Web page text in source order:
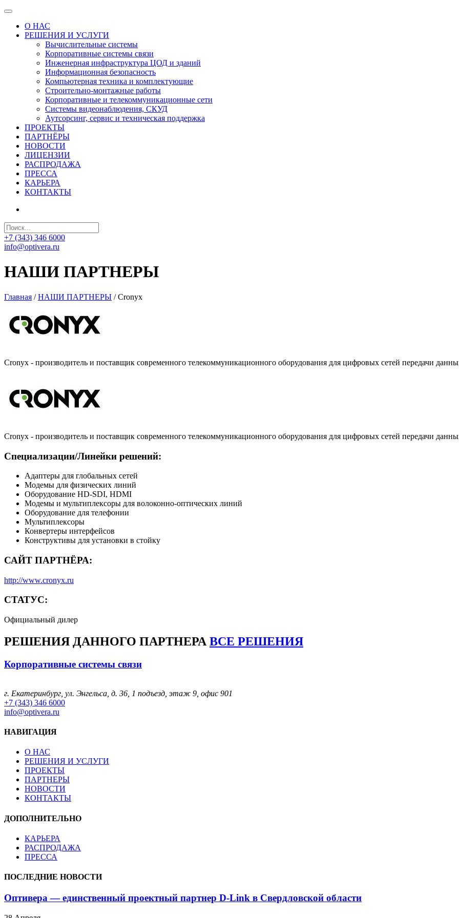
О НАС
РЕШЕНИЯ И УСЛУГИ
Вычислительные системы
Корпоративные системы связи
Инженерная инфраструктура ЦОД и зданий
Информационная безопасность
Компьютерная техника и комплектующие
Строительно-монтажные работы
Корпоративные и телекоммуникационные сети
Системы видеонаблюдения, СКУД
Аутсорсинг, сервис и техническая поддержка
ПРОЕКТЫ
ПАРТНЁРЫ
НОВОСТИ
ЛИЦЕНЗИИ
РАСПРОДАЖА
ПРЕССА
КАРЬЕРА
КОНТАКТЫ
+7 (343) 346 6000
info@optivera.ru
НАШИ ПАРТНЕРЫ
Главная / НАШИ ПАРТНЕРЫ / Cronyx
Cronyx - производитель и поставщик современного телекоммуникационного оборудования для цифровых сетей передачи
Cronyx - производитель и поставщик современного телекоммуникационного оборудования для цифровых сетей передачи
Специализации/Линейки решений:
Адаптеры для глобальных сетей
Модемы для физических линий
Оборудование HD-SDI, HDMI
Модемы и мультиплексоры для волоконно-оптических линий
Оборудование для телефонии
Мультиплексоры
Конвертеры интерфейсов
Конструктивы для установки в стойку
САЙТ ПАРТНЁРА:
http://www.cronyx.ru
СТАТУС:
Официальный дилер
РЕШЕНИЯ ДАННОГО ПАРТНЕРА ВСЕ РЕШЕНИЯ
Корпоративные системы связи
г. Екатеринбург, ул. Энгельса, д. 36, 1 подъезд, этаж 9, офис 901
+7 (343) 346 6000
info@optivera.ru
НАВИГАЦИЯ
О НАС
РЕШЕНИЯ И УСЛУГИ
ПРОЕКТЫ
ПАРТНЕРЫ
НОВОСТИ
КОНТАКТЫ
ДОПОЛНИТЕЛЬНО
КАРЬЕРА
РАСПРОДАЖА
ПРЕССА
ПОСЛЕДНИЕ НОВОСТИ
Оптивера — единственный проектный партнер D-Link в Свердловской области